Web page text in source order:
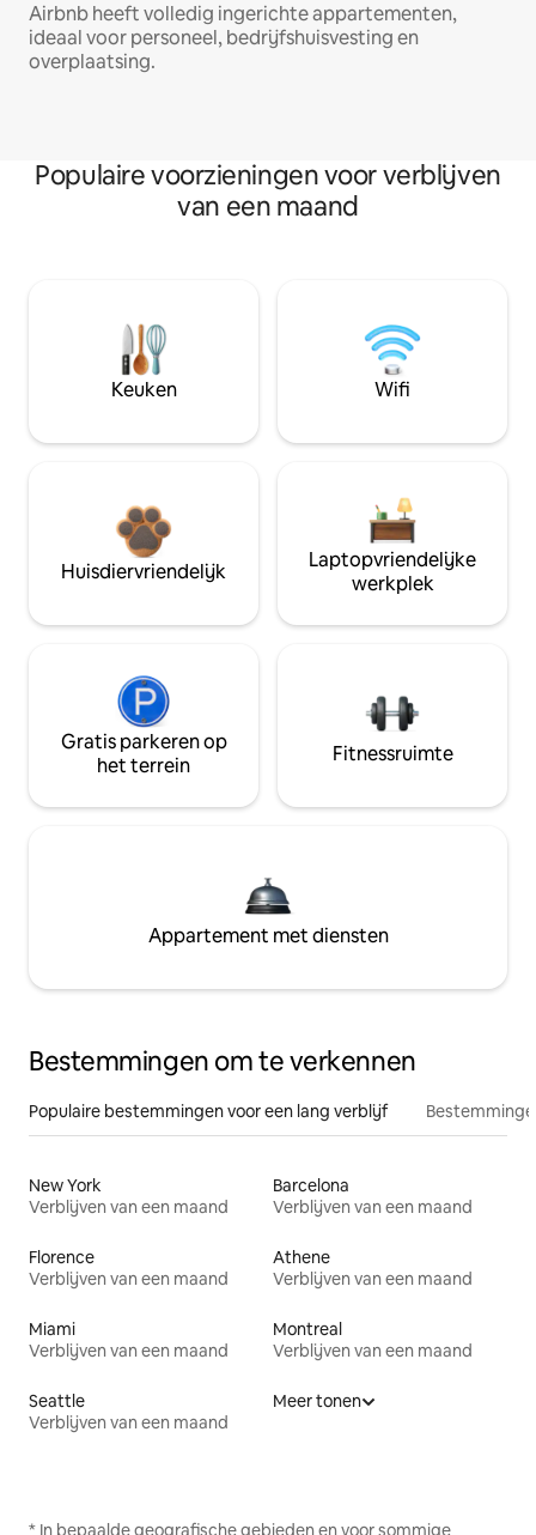
Airbnb heeft volledig ingerichte appartementen,
ideaal voor personeel, bedrijfshuisvesting en
overplaatsing.
Populaire voorzieningen voor verblijven
van een maand
Keuken Wifi
Huisdiervriendelijk
Laptopvriendelijke
werkplek
Gratis parkeren op
het terrein
Fitnessruimte
Appartement met diensten
Bestemmingen om te verkennen
Populaire bestemmingen voor een lang verblijf
New York
Verblijven van een maand
Barcelona
Verblijven van een maand
Florence
Verblijven van een maand
Athene
Verblijven van een maand
Miami
Verblijven van een maand
Montreal
Verblijven van een maand
Seattle
Verblijven van een maand
Meer tonen
* In bepaalde geografische gebieden en voor sommige